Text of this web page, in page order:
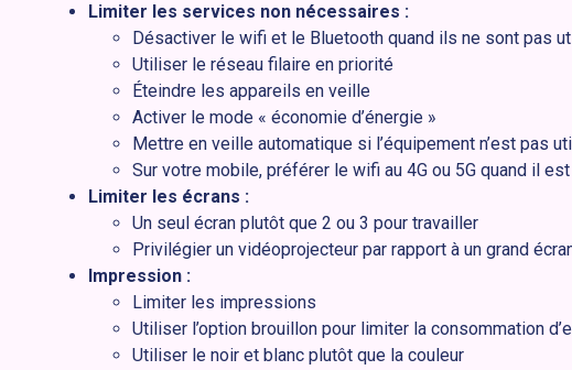
Limiter les services non nécessaires :
Désactiver le wifi et le Bluetooth quand ils ne sont pas
Utiliser le réseau filaire en priorité
Éteindre les appareils en veille
Activer le mode « économie d’énergie »
Mettre en veille automatique si l’équipement n’est pas
Sur votre mobile, préférer le wifi au 4G ou 5G quand il
Limiter les écrans :
Un seul écran plutôt que 2 ou 3 pour travailler
Privilégier un vidéoprojecteur par rapport à un grand
Impression :
Limiter les impressions
Utiliser l’option brouillon pour limiter la consommation
Utiliser le noir et blanc plutôt que la couleur